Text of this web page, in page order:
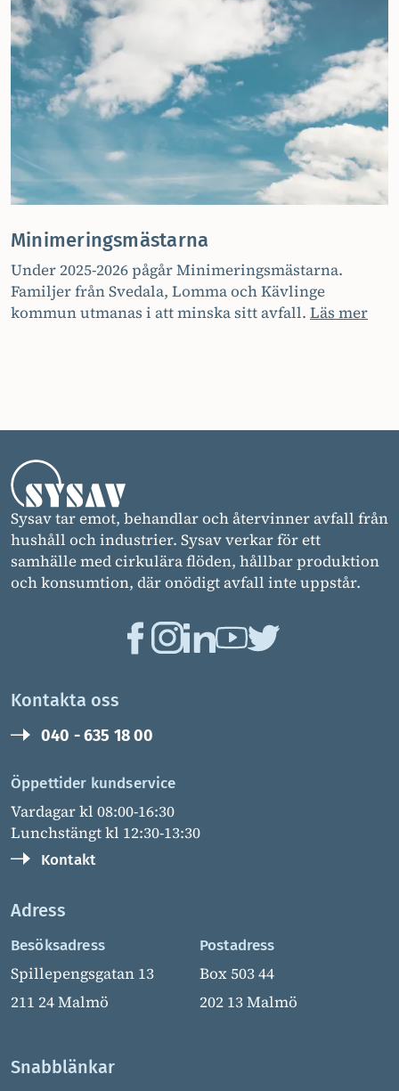
Minimeringsmästarna
Under 2025-2026 pågår Minimeringsmästarna.
Familjer från Svedala, Lomma och Kävlinge
kommun utmanas i att minska sitt avfall. Läs mer
Sysav tar emot, behandlar och återvinner avfall från
hushåll och industrier. Sysav verkar för ett
samhälle med cirkulära flöden, hållbar produktion
och konsumtion, där onödigt avfall inte uppstår.
Kontakta oss
040 - 635 18 00
Öppettider kundservice
Vardagar kl 08:00-16:30
Lunchstängt kl 12:30-13:30
Kontakt
Adress
Besöksadress
Spillepengsgatan 13
211 24 Malmö
Postadress
Box 503 44
202 13 Malmö
Snabblänkar